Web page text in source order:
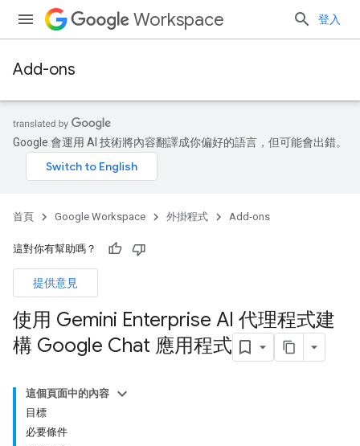
Workspace 登入
Add-ons
Google 會運用 AI 技術將內容翻譯成你偏好的語言，但可能會出錯。
首頁 Google Workspace 外掛程式 Add-ons
這對你有幫助嗎？
提供意見
使用 Gemini Enterprise AI 代理程式建
構 Google Chat 應用程式
這個頁面中的內容
目標
必要條件